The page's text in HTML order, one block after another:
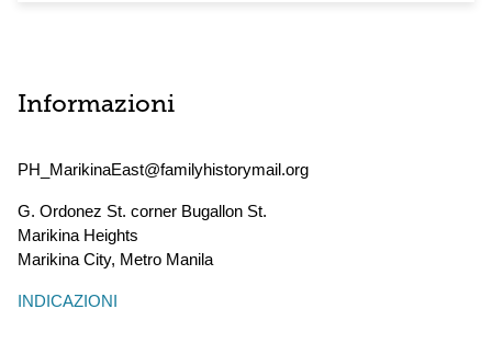
Informazioni
PH_MarikinaEast@familyhistorymail.org
G. Ordonez St. corner Bugallon St.
Marikina Heights
Marikina City, Metro Manila
INDICAZIONI